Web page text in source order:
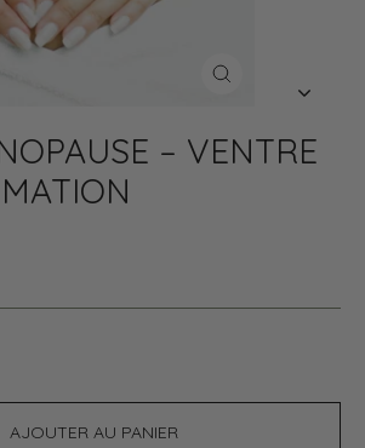
– VENTRE
AJOUTER AU PANIER